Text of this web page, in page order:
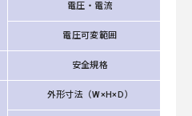
電圧・電流
電圧可変範囲
安全規格
外形寸法（W×H×D）